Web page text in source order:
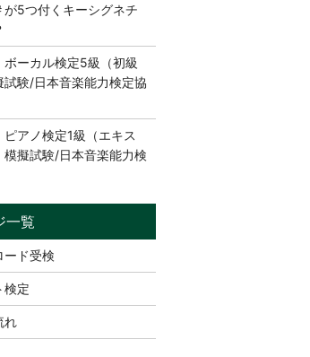
が5つ付くキーシグネチ
ボーカル検定5級（初級
試験/日本音楽能力検定協
ピアノ検定1級（エキス
模擬試験/日本音楽能力検
ード受検
検定
れ